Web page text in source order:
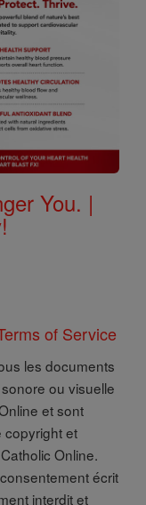
You. |
of Service
les documents
ou visuelle
et sont
copyright et
Online.
écrit
interdit et